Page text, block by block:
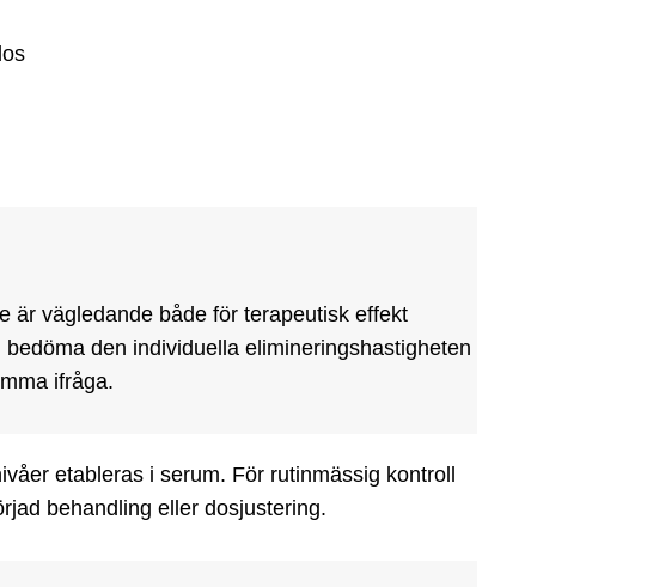
är vägledande både för terapeutisk effekt
den individuella elimineringshastigheten
ifråga.
etableras i serum. För rutinmässig kontroll
behandling eller dosjustering.